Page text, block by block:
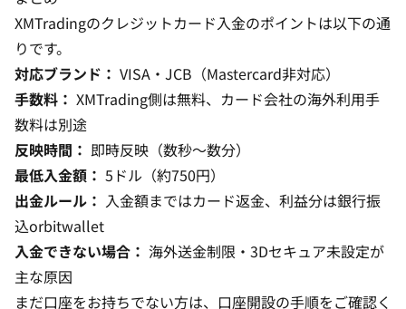
XMTradingのクレジットカード入金のポイントは以下の通
りです。
対応ブランド： VISA・JCB（Mastercard非対応）
手数料： XMTrading側は無料、カード会社の海外利用手
数料は別途
反映時間： 即時反映（数秒〜数分）
最低入金額： 5ドル（約750円）
出金ルール： 入金額まではカード返金、利益分は銀行振
込orbitwallet
入金できない場合： 海外送金制限・3Dセキュア未設定が
主な原因
まだ口座をお持ちでない方は、 口座開設の手順をご確認く